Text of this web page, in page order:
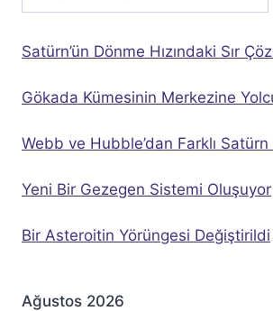
Satürn’ün Dönme Hızındaki Sır
Gökada Kümesinin Merkezine
Webb ve Hubble’dan Farklı
Yeni Bir Gezegen Sistemi Oluşuyor
Bir Asteroitin Yörüngesi Değiştirildi
Ağustos 2026